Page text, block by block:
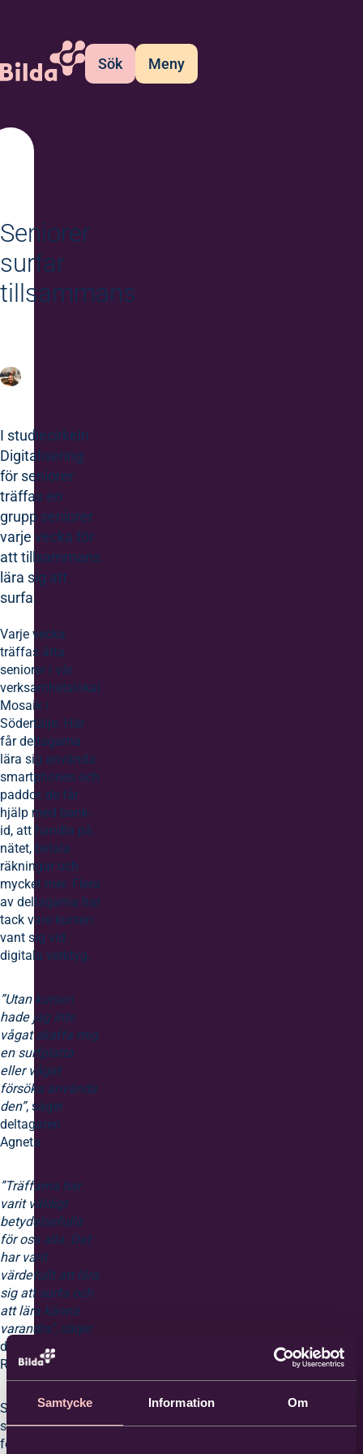
Samtycke Information Om
Sök Meny
Seniorer
surfar
tillsammans
I studiecirkeln
Digitalisering
för seniorer
träffas en
grupp seniorer
varje vecka för
att tillsammans
lära sig att
surfa.
Varje vecka
träffas åtta
seniorer i vår
verksamhetslokal
Mosaik i
Södertälje. Här
får deltagarna
lära sig använda
smartphones och
paddor, de får
hjälp med bank-
id, att handla på
nätet, betala
räkningar och
mycket mer. Flera
av deltagarna har
tack vare kursen
vant sig vid
digitala verktyg.
”Utan kursen
hade jag inte
vågat skaffa mig
en surfplatta
eller vågat
försöka använda
den”, säger
deltagaren
Agneta.
”Träffarna har
varit väldigt
betydelsefulla
för oss alla. Det
har varit
värdefullt att lära
sig att surfa och
att lära känna
varandra”, säger
deltagaren
Richard.
Studiecirkeln
skulle bestå av
fem träffar, men